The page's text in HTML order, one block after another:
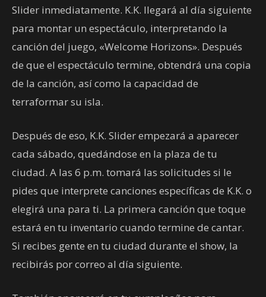
Slider inmediatamente. K.K. llegará al día siguiente
para montar un espectáculo, interpretando la
canción del juego, «Welcome Horizons». Después
de que el espectáculo termine, obtendrá una copia
de la canción, así como la capacidad de
terraformar su isla.
Después de eso, K.K. Slider empezará a aparecer
cada sábado, quedándose en la plaza de tu
ciudad. A las 6 p.m. tomará las solicitudes si le
pides que interprete canciones específicas de K.K. o
elegirá una para ti. La primera canción que toque
estará en tu inventario cuando termine de cantar.
Si recibes gente en tu ciudad durante el show, la
recibirás por correo al día siguiente.